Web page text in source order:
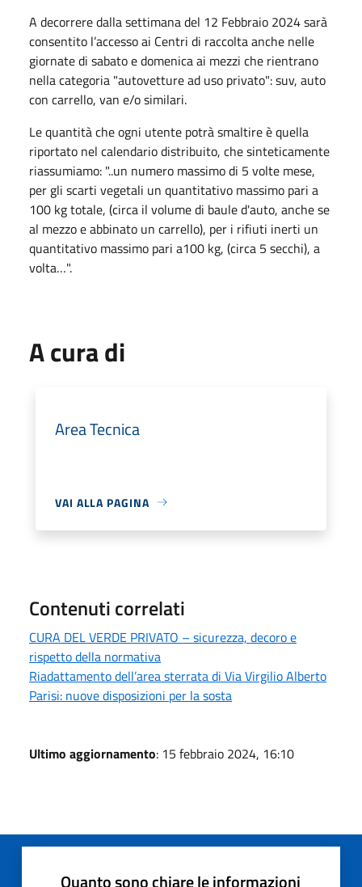
A decorrere dalla settimana del 12 Febbraio 2024 sarà
consentito l’accesso ai Centri di raccolta anche nelle
giornate di sabato e domenica ai mezzi che rientrano
nella categoria "autovetture ad uso privato": suv, auto
con carrello, van e/o similari.
Le quantità che ogni utente potrà smaltire è quella
riportato nel calendario distribuito, che sinteticamente
riassumiamo: "..un numero massimo di 5 volte mese,
per gli scarti vegetali un quantitativo massimo pari a
100 kg totale, (circa il volume di baule d'auto, anche se
al mezzo e abbinato un carrello), per i rifiuti inerti un
quantitativo massimo pari a100 kg, (circa 5 secchi), a
volta…".
A cura di
Area Tecnica
VAI ALLA PAGINA
Contenuti correlati
CURA DEL VERDE PRIVATO – sicurezza, decoro e
rispetto della normativa
Riadattamento dell’area sterrata di Via Virgilio Alberto
Parisi: nuove disposizioni per la sosta
Ultimo aggiornamento: 15 febbraio 2024, 16:10
Quanto sono chiare le informazioni